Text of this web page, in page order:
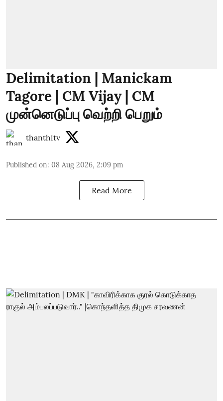
Delimitation | Manickam
Tagore | CM Vijay | CM
முன்னெடுப்பு வெற்றி பெறும்
thanthitv
Published on: 08 Aug 2026, 2:09 pm
Read More